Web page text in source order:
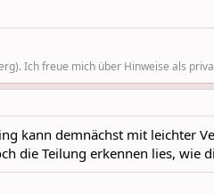
Ich freue mich über Hinweise als
kann demnächst mit leichter
die Teilung erkennen lies, wie